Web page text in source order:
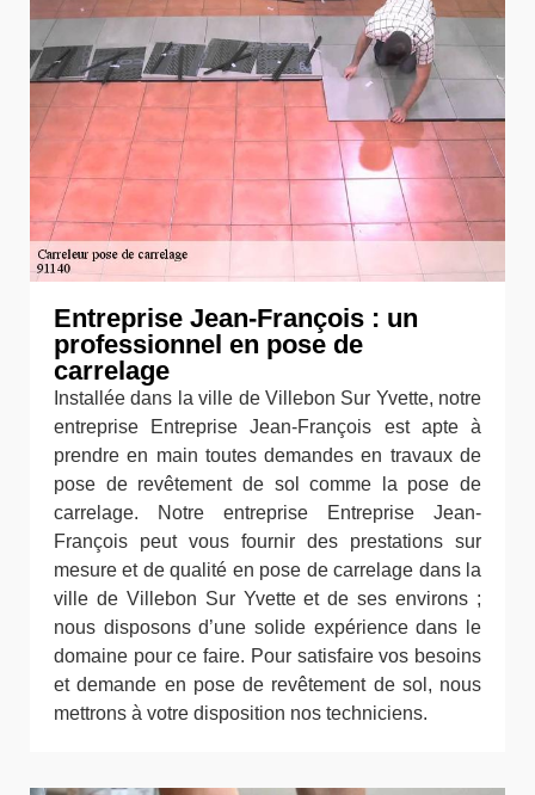
Entreprise Jean-François : un
professionnel en pose de
carrelage
Installée dans la ville de Villebon Sur Yvette, notre
entreprise Entreprise Jean-François est apte à
prendre en main toutes demandes en travaux de
pose de revêtement de sol comme la pose de
carrelage. Notre entreprise Entreprise Jean-
François peut vous fournir des prestations sur
mesure et de qualité en pose de carrelage dans la
ville de Villebon Sur Yvette et de ses environs ;
nous disposons d’une solide expérience dans le
domaine pour ce faire. Pour satisfaire vos besoins
et demande en pose de revêtement de sol, nous
mettrons à votre disposition nos techniciens.